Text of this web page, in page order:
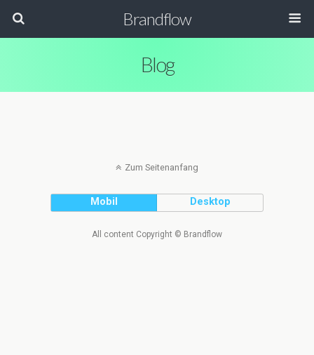
Brandflow
Blog
Zum Seitenanfang
Mobil Desktop
All content Copyright © Brandflow